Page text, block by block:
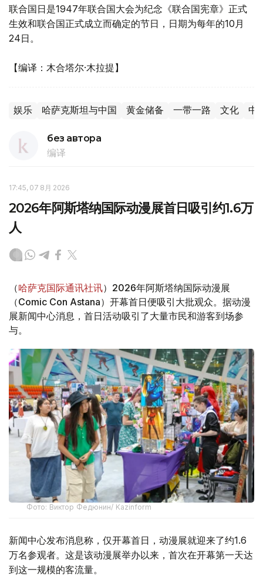
联合国日是1947年联合国大会为纪念《联合国宪章》正式
生效和联合国正式成立而确定的节日，日期为每年的10月
24日。
【编译：木合塔尔·木拉提】
娱乐 哈萨克斯坦与中国 黄金储备 一带一路 文化 中
без автора
编译
17:45, 07 8月 2026
2026年阿斯塔纳国际动漫展首日吸引约1.6万
人
（哈萨克国际通讯社讯）2026年阿斯塔纳国际动漫展
（Comic Con Astana）开幕首日便吸引大批观众。据动漫
展新闻中心消息，首日活动吸引了大量市民和游客到场参
与。
Фото: Виктор Федюнин/ Kazinform
新闻中心发布消息称，仅开幕首日，动漫展就迎来了约1.6
万名参观者。这是该动漫展举办以来，首次在开幕第一天达
到这一规模的客流量。